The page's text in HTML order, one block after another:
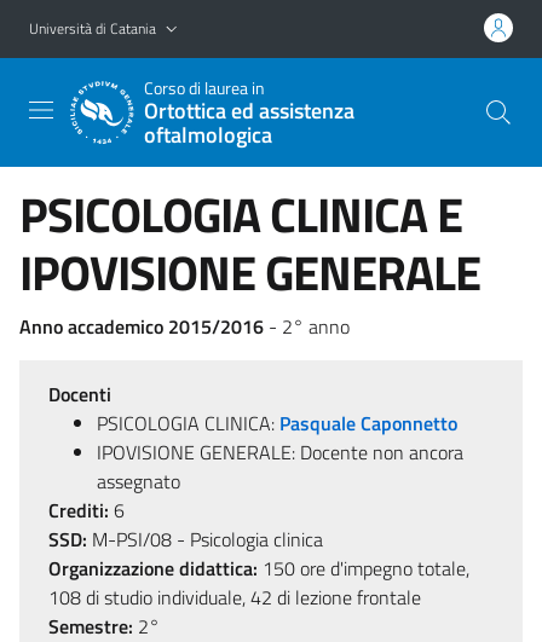
Vai al contenuto principale
Vai al menu di navigazione
Università di Catania
Corso di laurea in
Ortottica ed assistenza
oftalmologica
PSICOLOGIA CLINICA E
IPOVISIONE GENERALE
Anno accademico 2015/2016 - 2° anno
Docenti
PSICOLOGIA CLINICA: Pasquale Caponnetto
IPOVISIONE GENERALE: Docente non ancora
assegnato
Crediti: 6
SSD: M-PSI/08 - Psicologia clinica
Organizzazione didattica: 150 ore d'impegno totale,
108 di studio individuale, 42 di lezione frontale
Semestre: 2°